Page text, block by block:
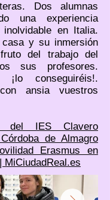
Dos alumnas
una experiencia
inolvidable en Italia.
y su inmersión
del trabajo del
sus profesores.
¡lo conseguiréis!.
ansia vuestros
del IES Clavero
de Almagro
Erasmus en
MiCiudadReal.es